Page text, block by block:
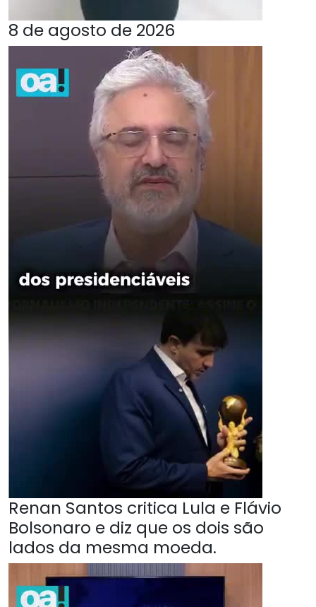
8 de agosto de 2026
Renan Santos critica Lula e Flávio
Bolsonaro e diz que os dois são
lados da mesma moeda.